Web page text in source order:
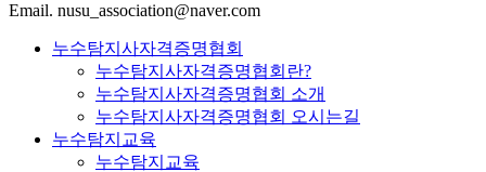
Email. nusu_association@naver.com
누수탐지사자격증명협회
누수탐지사자격증명협회란?
누수탐지사자격증명협회 소개
누수탐지사자격증명협회 오시는길
누수탐지교육
누수탐지교육